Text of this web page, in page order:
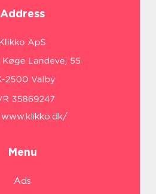
Address
www.klikko.dk/
Menu
Ads